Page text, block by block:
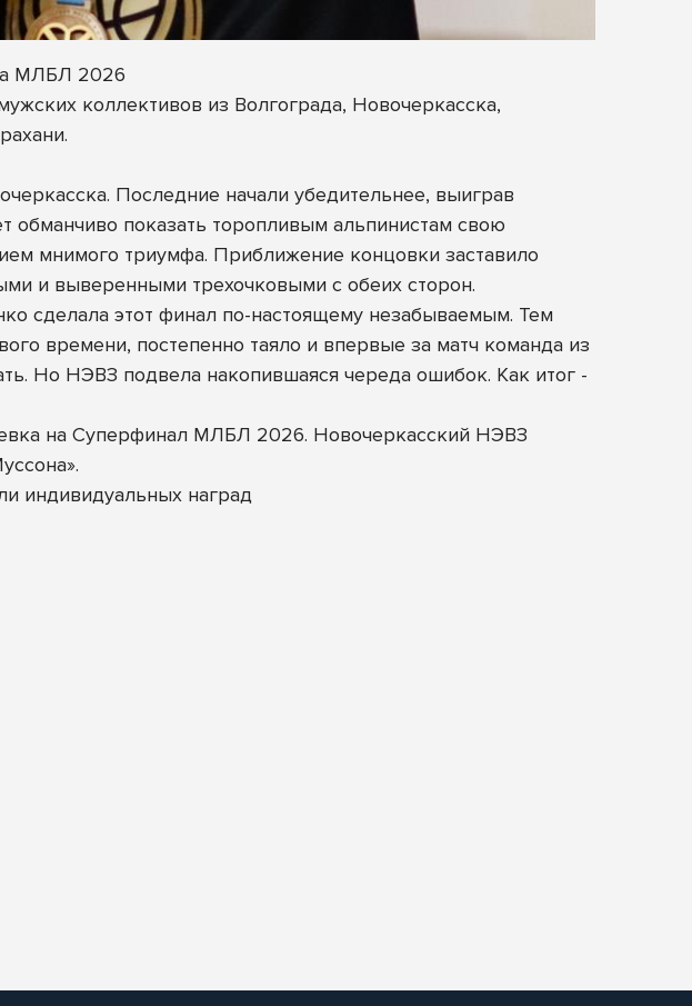
МЛБЛ 2026
коллективов из Волгограда, Новочеркасска,
Последние начали убедительнее, выиграв
обманчиво показать торопливым альпинистам свою
мнимого триумфа. Приближение концовки заставило
и выверенными трехочковыми с обеих сторон.
сделала этот финал по-настоящему незабываемым. Тем
времени, постепенно таяло и впервые за матч команда из
Но НЭВЗ подвела накопившаяся череда ошибок. Как итог -
на Суперфинал МЛБЛ 2026. Новочеркасский НЭВЗ
индивидуальных наград